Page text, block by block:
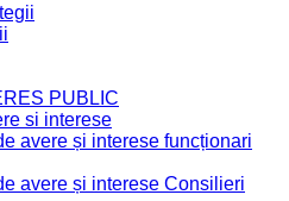
PUBLIC
si interese
avere și interese funcționari
avere și interese Consilieri